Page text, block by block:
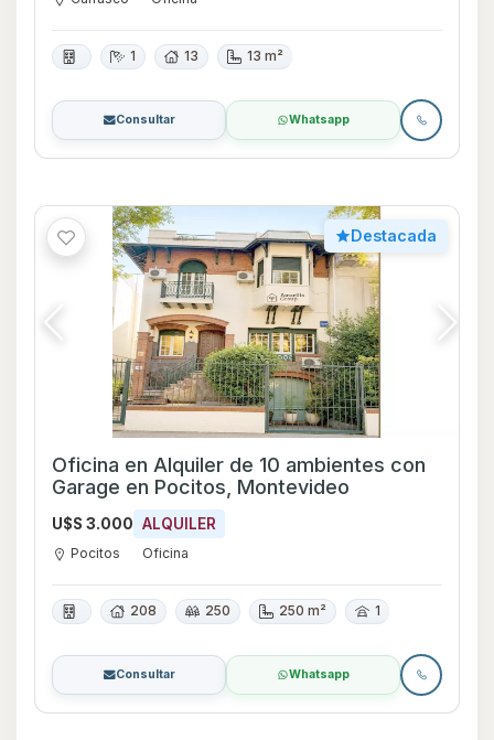
1 13 13 m²
Consultar Whatsapp
Destacada
Oficina en Alquiler de 10 ambientes con
Garage en Pocitos, Montevideo
U$S 3.000 ALQUILER
Pocitos Oficina
208 250 250 m² 1
Consultar Whatsapp